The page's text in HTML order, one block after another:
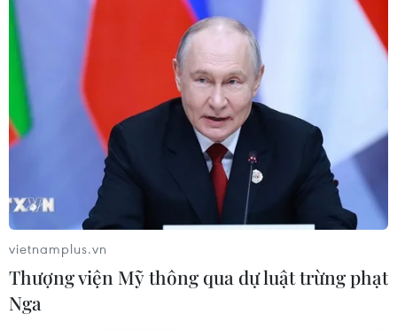
vietnamplus.vn
Thượng viện Mỹ thông qua dự luật trừng phạt
Nga